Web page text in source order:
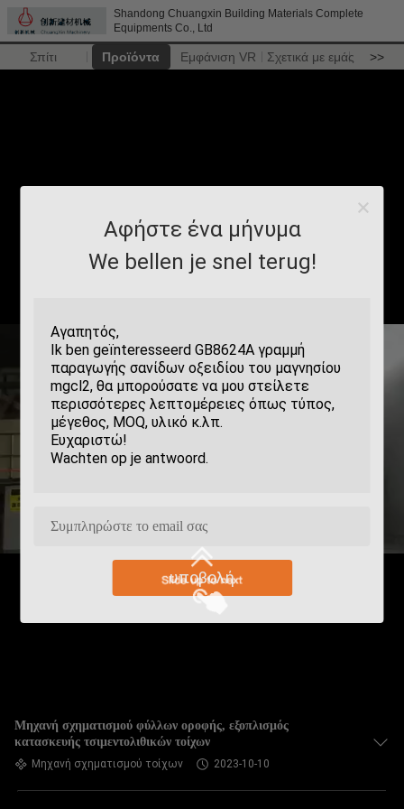
Shandong Chuangxin Building Materials Complete
Equipments Co., Ltd
Σπίτι Προϊόντα Εμφάνιση VR Σχετικά με εμάς >>
Αφήστε ένα μήνυμα
We bellen je snel terug!
υποβολή
Μηχανή σχηματισμού φύλλων οροφής, εξοπλισμός
κατασκευής τσιμεντολιθικών τοίχων
Μηχανή σχηματισμού τοίχων 2023-10-10